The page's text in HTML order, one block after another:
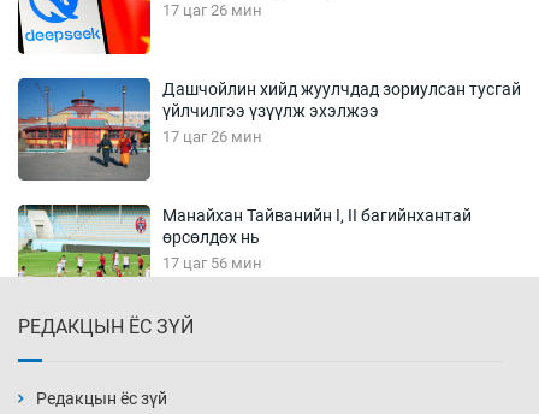
17 цаг 26 мин
Дашчойлин хийд жуулчдад зориулсан тусгай
үйлчилгээ үзүүлж эхэлжээ
17 цаг 26 мин
Манайхан Тайванийн I, II багийнхантай
өрсөлдөх нь
17 цаг 56 мин
18 цаг 26 мин
РЕДАКЦЫН ЁС ЗҮЙ
Редакцын ёс зүй